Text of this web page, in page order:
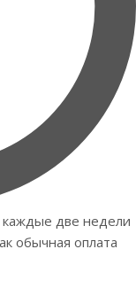
каждые две недели
обычная оплата